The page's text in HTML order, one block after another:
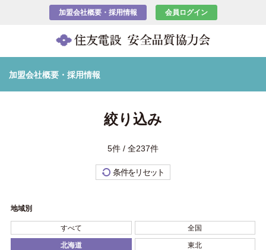
加盟会社概要・採用情報 会員ログイン
加盟会社概要・採用情報
絞り込み
5件 / 全237件
条件をリセット
地域別
すべて 全国
北海道 東北